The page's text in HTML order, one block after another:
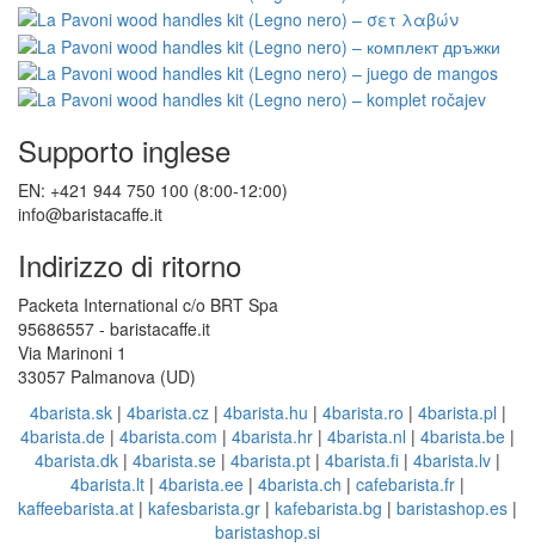
Supporto inglese
EN: +421 944 750 100 (8:00-12:00)
info@baristacaffe.it
Indirizzo di ritorno
Packeta International c/o BRT Spa
95686557 - baristacaffe.it
Via Marinoni 1
33057 Palmanova (UD)
4barista.sk| 4barista.cz| 4barista.hu | 4barista.ro | 4barista.pl |
4barista.de | 4barista.com | 4barista.hr | 4barista.nl | 4barista.be |
4barista.dk | 4barista.se | 4barista.pt | 4barista.fi | 4barista.lv |
4barista.lt | 4barista.ee | 4barista.ch | cafebarista.fr |
kaffeebarista.at | kafesbarista.gr | kafebarista.bg | baristashop.es |
baristashop.si